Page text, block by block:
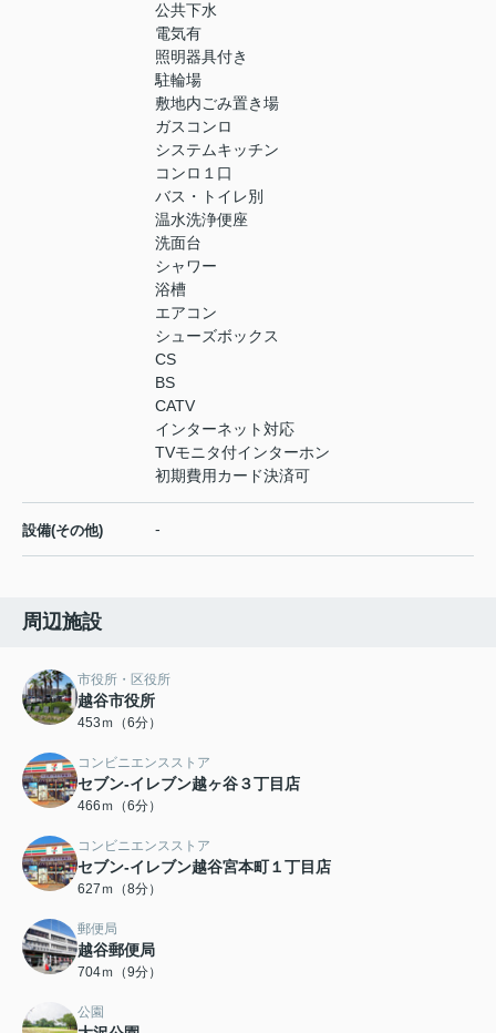
公共下水
電気有
照明器具付き
駐輪場
敷地内ごみ置き場
ガスコンロ
システムキッチン
コンロ１口
バス・トイレ別
温水洗浄便座
洗面台
シャワー
浴槽
エアコン
シューズボックス
CS
BS
CATV
インターネット対応
TVモニタ付インターホン
初期費用カード決済可
設備(その他) -
周辺施設
市役所・区役所
越谷市役所
453ｍ（6分）
コンビニエンスストア
セブン-イレブン越ヶ谷３丁目店
466ｍ（6分）
コンビニエンスストア
セブン-イレブン越谷宮本町１丁目店
627ｍ（8分）
郵便局
越谷郵便局
704ｍ（9分）
公園